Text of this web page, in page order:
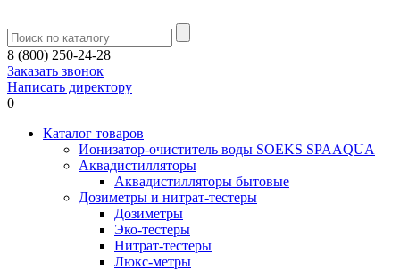
8 (800) 250-24-28
Заказать звонок
Написать директору
0
Каталог товаров
Ионизатор-очиститель воды SOEKS SPAAQUA
Аквадистилляторы
Аквадистилляторы бытовые
Дозиметры и нитрат-тестеры
Дозиметры
Эко-тестеры
Нитрат-тестеры
Люкс-метры